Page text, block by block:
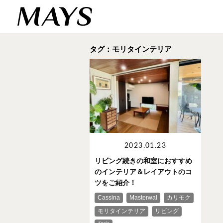
タグ：モリタインテリア
2023.01.23
リビング続きの和室におすすめ
のインテリア＆レイアウトのコ
ツをご紹介！
Cassina Masterwal
カリモク
モリタインテリア
リビング